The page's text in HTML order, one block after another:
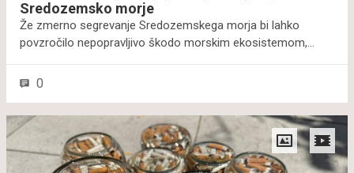
Sredozemsko morje
Že zmerno segrevanje Sredozemskega morja bi lahko
povzročilo nepopravljivo škodo morskim ekosistemom,
predstavlja le višja temperatura temveč tudi druge posledice
Vse to predstavlja tveganje za biotsko raznovrstnost in ribje
populacije.
0